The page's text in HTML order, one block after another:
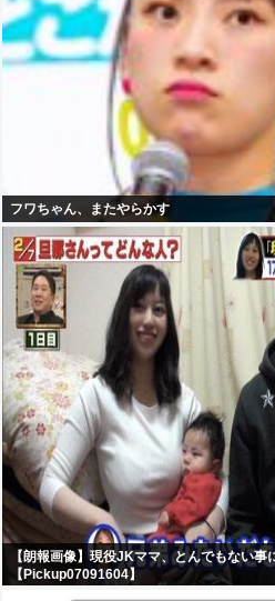
フワちゃん、またやらかす
【朗報画像】現役JKママ、とんでもない事
【Pickup07091604】